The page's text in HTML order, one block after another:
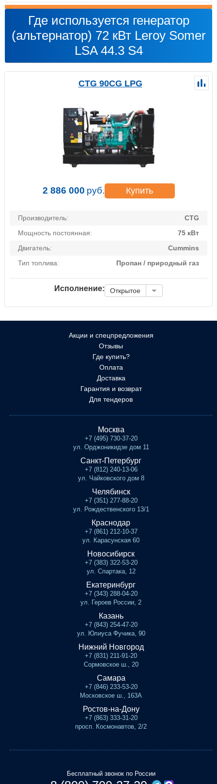
Где используется генератор
(альтернатор) 72 кВт Leroy Somer
LSA 44.3 S4
CTG 90CG LPG
2 886 000 руб. Купить
Производитель:
CTG
Мощность постоянная:
75 кВт
Двигатель:
Cummins
Тип топлива:
Пропан / природный газ
Исполнение: Открытое
Акции и спецпредложения
Отзывы
Где купить?
Оплата
Доставка
Гарантия и возврат
Для тендеров
Москва
+7 (495) 730-37-20
ул. Орджоникидзе дом 11
Санкт-Петербург
+7 (812) 240-13-06
ул. Чайковского дом 8
Челябинск
+7 (351) 277-88-20
ул. Рождественского 13/1
Краснодар
+7 (861) 212-10-37
ул. Карасунская 60
Новосибирск
+7 (383) 322-53-20
ул. Спартака, 12
Екатеринбург
+7 (343) 288-04-20
ул. Героев России, 2
Казань
+7 (843) 254-47-20
ул. Юлиуса Фучика, 90
Нижний Новгород
+7 (831) 211-91-20
Сормовское ш., 20
Самара
+7 (846) 233-53-20
Московское ш., 163А
Ростов-на-Дону
+7 (863) 333-31-20
просп. Космонавтов, 2/2
Бесплатный звонок по России